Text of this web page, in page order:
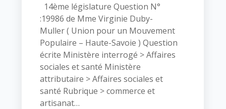
14ème législature Question N°
:19986 de Mme Virginie Duby-
Muller ( Union pour un Mouvement
Populaire – Haute-Savoie ) Question
écrite Ministère interrogé > Affaires
sociales et santé Ministère
attributaire > Affaires sociales et
santé Rubrique > commerce et
artisanat…